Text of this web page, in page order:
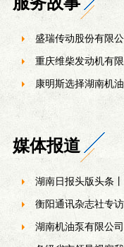
盛瑞传动股份有限
重庆维柴发动机有
康明斯选择湖南机
媒体报道
湖南日报头版头条
衡阳通讯杂志社专
湖南机油泵有限公